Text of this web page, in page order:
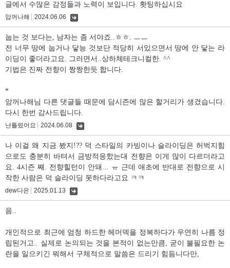
글에서 수많은 감정들과 노력이 보입니다. 홧팅하십시요
암꺼나해 2024.06.06
눕는 것 보다는, 남자는 좀 서야죠..ㅎㅎ. ㅡㅡ
전 너무 땅에 눕거나 닿능 것보단 적당히 서있으면서 땅에 안 닿는 라
이딩이 좋더라고요. 그러면서..상하체테크니컬한. ^^
기법은 진짜 전향이 짱짱한듯 합니다.
*
암꺼나해님 다른 댓글들 때문에 담시즌에 많은 할거리가 생겼습니다.
다시 한번 감사드립니다.
난틀렸어요 2024.06.08
나 이걸 왜 지금 봤지!?? 덕 스타일의 카빙이나 슬라이딩은 허벅지힘
으로도 충분히 바텨서 금방적응핬는대 전향은 이게 많이 다르더라고
요. 4시즌 째. 전향힐턴이 안돼... ㅠ 근데 애초에 반대로 전향으로 시
작한 사람은 덕 슬라이딩 못하다라고요 ㅋㅋ
dew다은 2025.01.13
음..
개인적으로 최근에 엄청 하드한 헤머덱을 정복하다가 우연히 나름 정
립된거고.. 실제로 논의되는 것을 본적이 없는만큼, 굳이 불필요한 논
란을 일으키긴 뭐해서 구체적으로 말씀은 드리기 힘듬니다만,